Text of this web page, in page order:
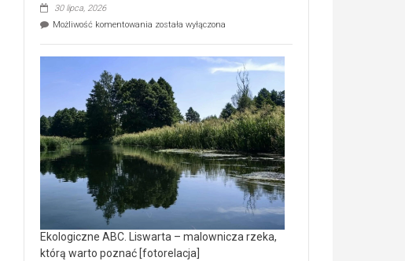
30 lipca, 2026
Możliwość komentowania Ekologiczne
wśród
nietoperzy
[wideo]
została wyłączona
Ekologiczne ABC. Liswarta – malownicza rzeka,
którą warto poznać [fotorelacja]